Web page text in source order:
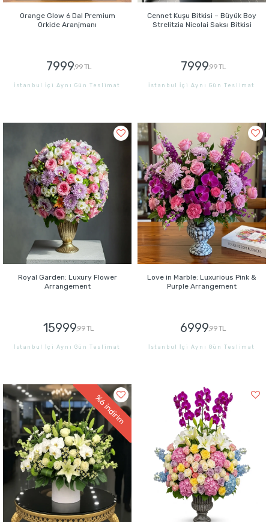
Orange Glow 6 Dal Premium
Orkide Aranjmanı
7999,99 TL
İstanbul İçi Aynı Gün Teslimat
Cennet Kuşu Bitkisi – Büyük Boy
Strelitzia Nicolai Saksı Bitkisi
7999,99 TL
İstanbul İçi Aynı Gün Teslimat
Royal Garden: Luxury Flower
Arrangement
15999,99 TL
İstanbul İçi Aynı Gün Teslimat
Love in Marble: Luxurious Pink &
Purple Arrangement
6999,99 TL
İstanbul İçi Aynı Gün Teslimat
%6
indirim